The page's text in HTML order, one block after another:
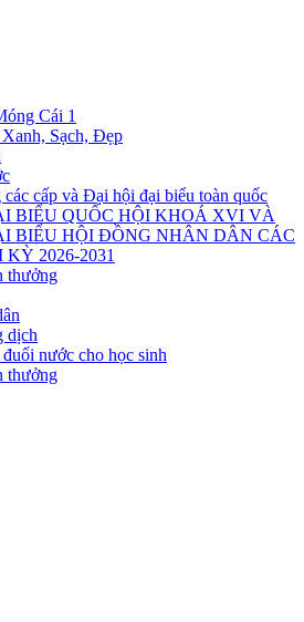
Cái 1
Sạch, Đẹp
cấp và Đại hội đại biểu toàn quốc
BIỂU QUỐC HỘI KHOÁ XVI VÀ
BIỂU HỘI ĐỒNG NHÂN DÂN CÁC
2026-2031
thưởng
dịch
nước cho học sinh
thưởng